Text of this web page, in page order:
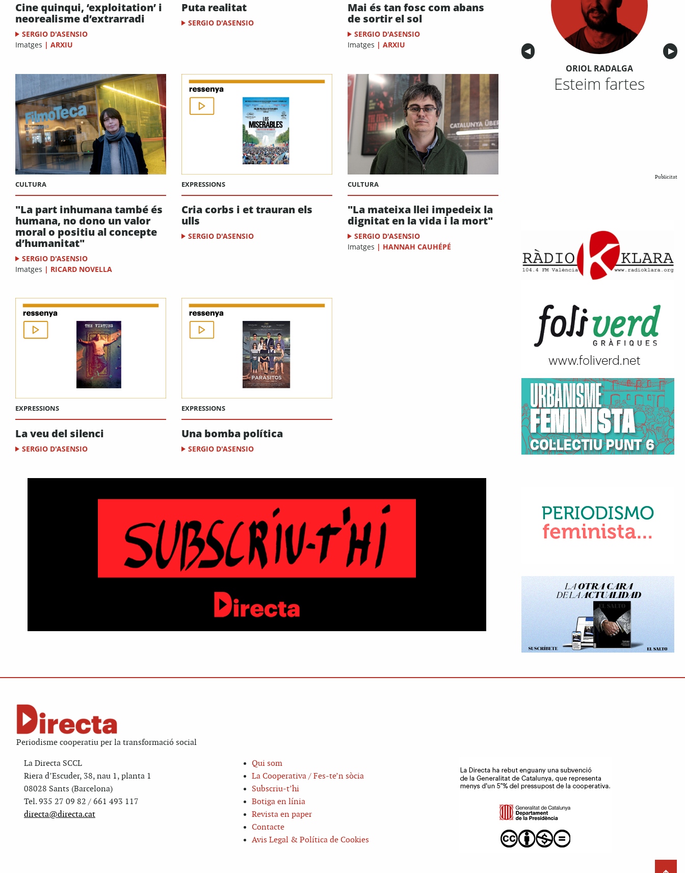
Cine quinqui, ‘exploitation’ i
neorealisme d’extrarradi
SERGIO D'ASENSIO
Imatges | ARXIU
Puta realitat
SERGIO D'ASENSIO
Mai és tan fosc com abans
de sortir el sol
SERGIO D'ASENSIO
Imatges | ARXIU
CULTURA
"La part inhumana també és
humana, no dono un valor
moral o positiu al concepte
d’humanitat"
SERGIO D'ASENSIO
Imatges | RICARD NOVELLA
EXPRESSIONS
Cria corbs i et trauran els
ulls
SERGIO D'ASENSIO
CULTURA
"La mateixa llei impedeix la
dignitat en la vida i la mort"
SERGIO D'ASENSIO
Imatges | HANNAH CAUHÉPÉ
EXPRESSIONS
La veu del silenci
SERGIO D'ASENSIO
EXPRESSIONS
Una bomba política
SERGIO D'ASENSIO
Anterior
◀︎ ▶︎
ORIOL RADALGA
Esteim fartes
Publicitat
Periodisme cooperatiu per la transformació social
La Directa SCCL
Riera d’Escuder, 38, nau 1, planta 1
08028 Sants (Barcelona)
Tel. 935 27 09 82 / 661 493 117
directa@directa.cat
Qui som
La Cooperativa / Fes-te’n sòcia
Subscriu-t’hi
Botiga en línia
Revista en paper
Contacte
Avis Legal & Política de Cookies